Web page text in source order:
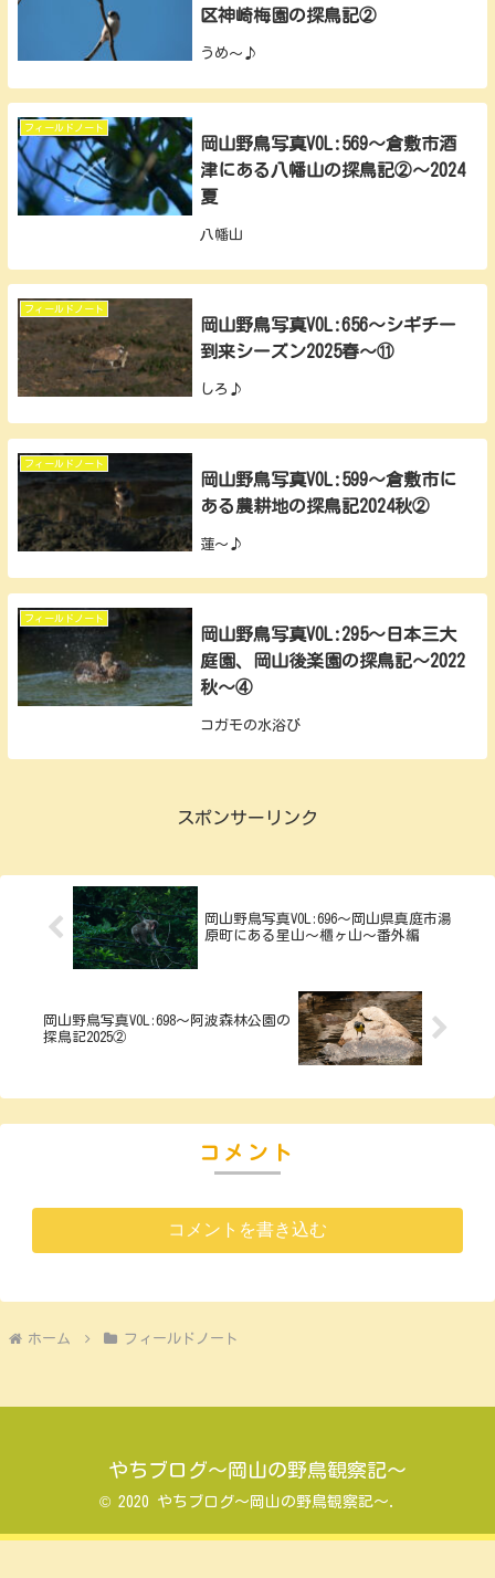
区神崎梅園の探鳥記②
うめ～♪
フィールドノート
岡山野鳥写真VOL:569～倉敷市酒
津にある八幡山の探鳥記②～2024
夏
八幡山
フィールドノート
岡山野鳥写真VOL:656～シギチー
到来シーズン2025春～⑪
しろ♪
フィールドノート
岡山野鳥写真VOL:599～倉敷市に
ある農耕地の探鳥記2024秋②
蓮～♪
フィールドノート
岡山野鳥写真VOL:295～日本三大
庭園、岡山後楽園の探鳥記～2022
秋～④
コガモの水浴び
スポンサーリンク
岡山野鳥写真VOL:696～岡山県真庭市湯
原町にある星山～櫃ヶ山～番外編
岡山野鳥写真VOL:698～阿波森林公園の
探鳥記2025②
コメント
コメントを書き込む
ホーム フィールドノート
やちブログ～岡山の野鳥観察記～
© 2020 やちブログ～岡山の野鳥観察記～.